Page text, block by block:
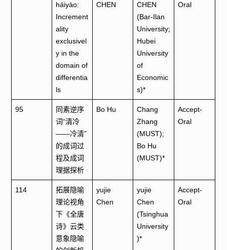
háiyào:
Increment
ality
exclusivel
y in the
domain of
differentia
ls
CHEN
CHEN
(Bar-Ilan
University;
Hubei
University
of
Economic
s)*
Oral
95
同素逆序
词“清冷
——冷清”
的成词过
程及成词
理据探析
Bo Hu
Chang
Zhang
(MUST);
Bo Hu
(MUST)*
Accept-
Oral
114
拓展隐喻
理论视角
下《全唐
诗》云类
意象隐喻
yujie
Chen
yujie
Chen
(Tsinghua
University
)*
Accept-
Oral